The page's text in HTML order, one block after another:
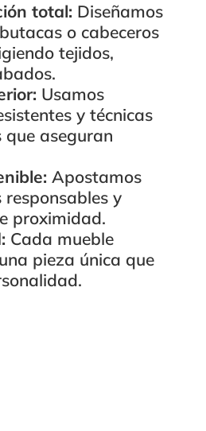
total: Diseñamos
o cabeceros
tejidos,
Usamos
y técnicas
aseguran
Apostamos
responsables y
proximidad.
Cada mueble
pieza única que